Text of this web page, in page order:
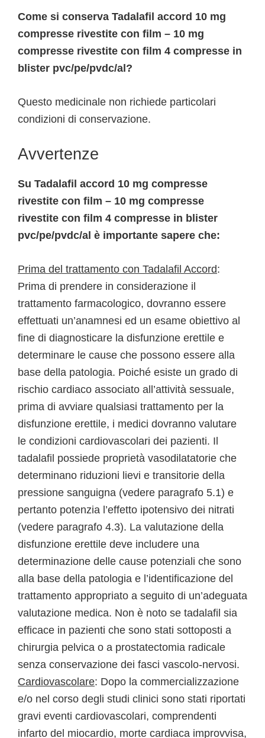
Come si conserva Tadalafil accord 10 mg
compresse rivestite con film – 10 mg
compresse rivestite con film 4 compresse in
blister pvc/pe/pvdc/al?
Questo medicinale non richiede particolari
condizioni di conservazione.
Avvertenze
Su Tadalafil accord 10 mg compresse
rivestite con film – 10 mg compresse
rivestite con film 4 compresse in blister
pvc/pe/pvdc/al è importante sapere che:
Prima del trattamento con Tadalafil Accord:
Prima di prendere in considerazione il
trattamento farmacologico, dovranno essere
effettuati un’anamnesi ed un esame obiettivo al
fine di diagnosticare la disfunzione erettile e
determinare le cause che possono essere alla
base della patologia. Poiché esiste un grado di
rischio cardiaco associato all’attività sessuale,
prima di avviare qualsiasi trattamento per la
disfunzione erettile, i medici dovranno valutare
le condizioni cardiovascolari dei pazienti. Il
tadalafil possiede proprietà vasodilatatorie che
determinano riduzioni lievi e transitorie della
pressione sanguigna (vedere paragrafo 5.1) e
pertanto potenzia l’effetto ipotensivo dei nitrati
(vedere paragrafo 4.3). La valutazione della
disfunzione erettile deve includere una
determinazione delle cause potenziali che sono
alla base della patologia e l’identificazione del
trattamento appropriato a seguito di un’adeguata
valutazione medica. Non è noto se tadalafil sia
efficace in pazienti che sono stati sottoposti a
chirurgia pelvica o a prostatectomia radicale
senza conservazione dei fasci vascolo-nervosi.
Cardiovascolare: Dopo la commercializzazione
e/o nel corso degli studi clinici sono stati riportati
gravi eventi cardiovascolari, comprendenti
infarto del miocardio, morte cardiaca improvvisa,